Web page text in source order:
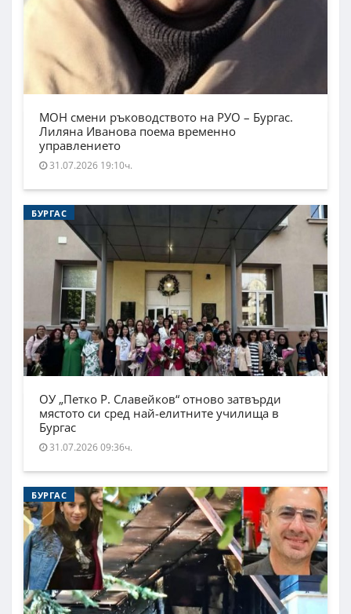
МОН смени ръководството на РУО – Бургас.
Лиляна Иванова поема временно
управлението
31.07.2026 19:10ч.
БУРГАС
ОУ „Петко Р. Славейков“ отново затвърди
мястото си сред най-елитните училища в
Бургас
31.07.2026 09:36ч.
БУРГАС